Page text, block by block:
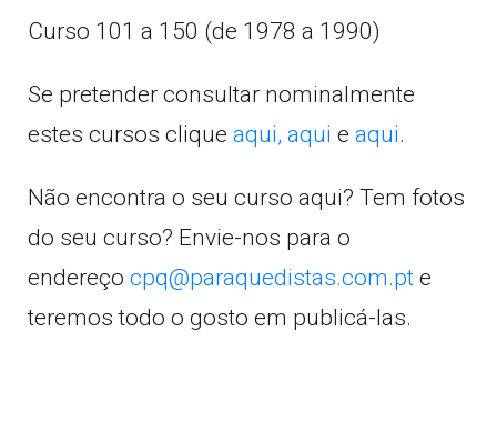
Curso 101 a 150 (de 1978 a 1990)
Se pretender consultar nominalmente
estes cursos clique aqui, aqui e aqui.
Não encontra o seu curso aqui? Tem fotos
do seu curso? Envie-nos para o
endereço cpq@paraquedistas.com.pt e
teremos todo o gosto em publicá-las.